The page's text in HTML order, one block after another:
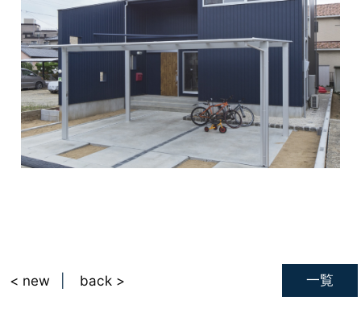
一覧
< new back >